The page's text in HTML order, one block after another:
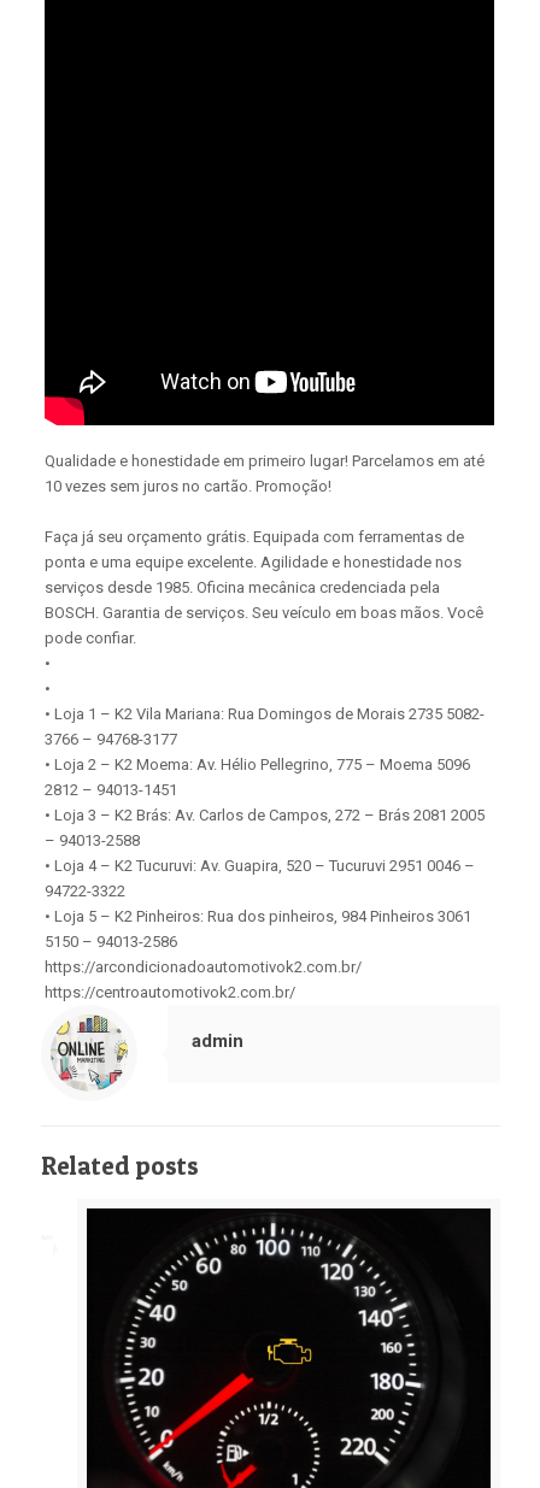
Qualidade e honestidade em primeiro lugar! Parcelamos em até
10 vezes sem juros no cartão. Promoção!
Faça já seu orçamento grátis. Equipada com ferramentas de
ponta e uma equipe excelente. Agilidade e honestidade nos
serviços desde 1985. Oficina mecânica credenciada pela
BOSCH. Garantia de serviços. Seu veículo em boas mãos. Você
pode confiar.
•
•
• Loja 1 – K2 Vila Mariana: Rua Domingos de Morais 2735 5082-
3766 – 94768-3177
• Loja 2 – K2 Moema: Av. Hélio Pellegrino, 775 – Moema 5096
2812 – 94013-1451
• Loja 3 – K2 Brás: Av. Carlos de Campos, 272 – Brás 2081 2005
– 94013-2588
• Loja 4 – K2 Tucuruvi: Av. Guapira, 520 – Tucuruvi 2951 0046 –
94722-3322
• Loja 5 – K2 Pinheiros: Rua dos pinheiros, 984 Pinheiros 3061
5150 – 94013-2586
https://arcondicionadoautomotivok2.com.br/
https://centroautomotivok2.com.br/
admin
Related posts